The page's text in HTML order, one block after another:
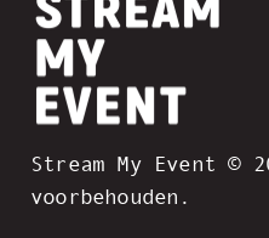
Stream My Event ©
voorbehouden.